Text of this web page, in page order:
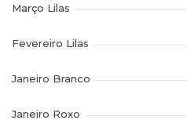
Março Lilas
Fevereiro Lilas
Janeiro Branco
Janeiro Roxo